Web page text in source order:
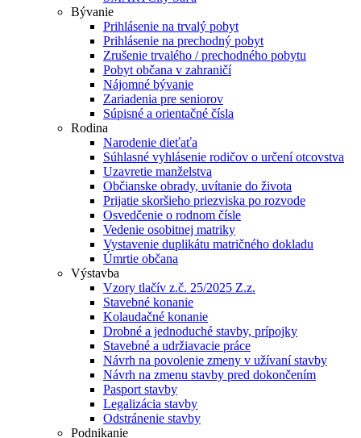
Bývanie
Prihlásenie na trvalý pobyt
Prihlásenie na prechodný pobyt
Zrušenie trvalého / prechodného pobytu
Pobyt občana v zahraničí
Nájomné bývanie
Zariadenia pre seniorov
Súpisné a orientačné čísla
Rodina
Narodenie dieťaťa
Súhlasné vyhlásenie rodičov o určení otcovstva
Uzavretie manželstva
Občianske obrady, uvítanie do života
Prijatie skoršieho priezviska po rozvode
Osvedčenie o rodnom čísle
Vedenie osobitnej matriky
Vystavenie duplikátu matričného dokladu
Úmrtie občana
Výstavba
Vzory tlačív z.č. 25/2025 Z.z.
Stavebné konanie
Kolaudačné konanie
Drobné a jednoduché stavby, prípojky
Stavebné a udržiavacie práce
Návrh na povolenie zmeny v užívaní stavby
Návrh na zmenu stavby pred dokončením
Pasport stavby
Legalizácia stavby
Odstránenie stavby
Podnikanie